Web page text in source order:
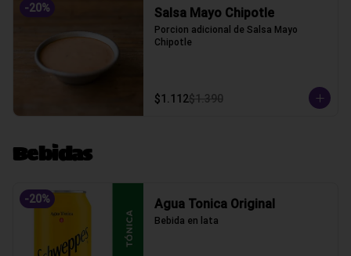
-20% Salsa Mayo Chipotle
Porcion adicional de Salsa Mayo
Chipotle
$1.112$1.390
Bebidas
-20% Agua Tonica Original
Bebida en lata